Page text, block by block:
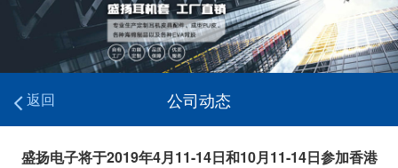
返回 公司动态
盛扬电子将于2019年4月11-14日和10月11-14日参加香港